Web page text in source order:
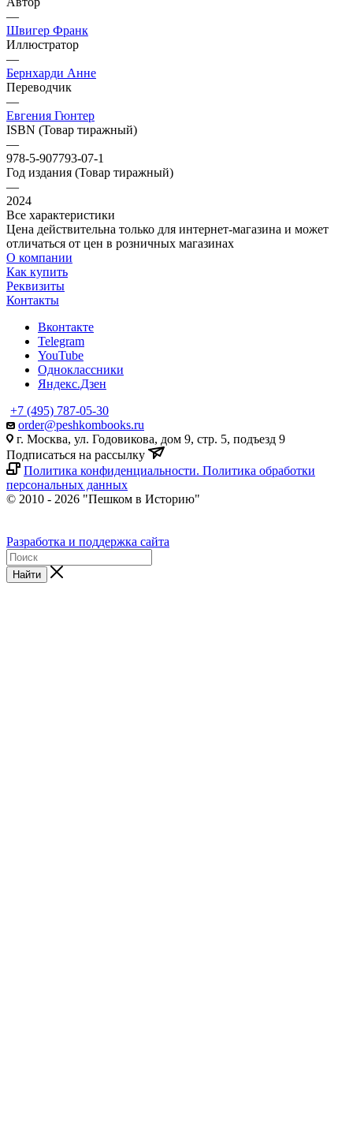
—
Швигер Франк
Иллюстратор
—
Бернхарди Анне
Переводчик
—
Евгения Гюнтер
ISBN (Товар тиражный)
—
978-5-907793-07-1
Год издания (Товар тиражный)
—
2024
Все характеристики
Цена действительна только для интернет-магазина и может
отличаться от цен в розничных магазинах
О компании
Как купить
Реквизиты
Контакты
Вконтакте
Telegram
YouTube
Одноклассники
Яндекс.Дзен
+7 (495) 787-05-30
order@peshkombooks.ru
г. Москва, ул. Годовикова, дом 9, стр. 5, подъезд 9
Подписаться на рассылку
Политика конфиденциальности. Политика обработки
персональных данных
© 2010 - 2026 "Пешком в Историю"
Разработка и поддержка сайта
Найти